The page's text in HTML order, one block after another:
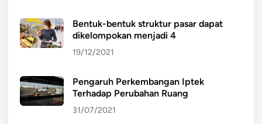
Bentuk-bentuk struktur pasar dapat
dikelompokan menjadi 4
19/12/2021
Pengaruh Perkembangan Iptek
Terhadap Perubahan Ruang
31/07/2021